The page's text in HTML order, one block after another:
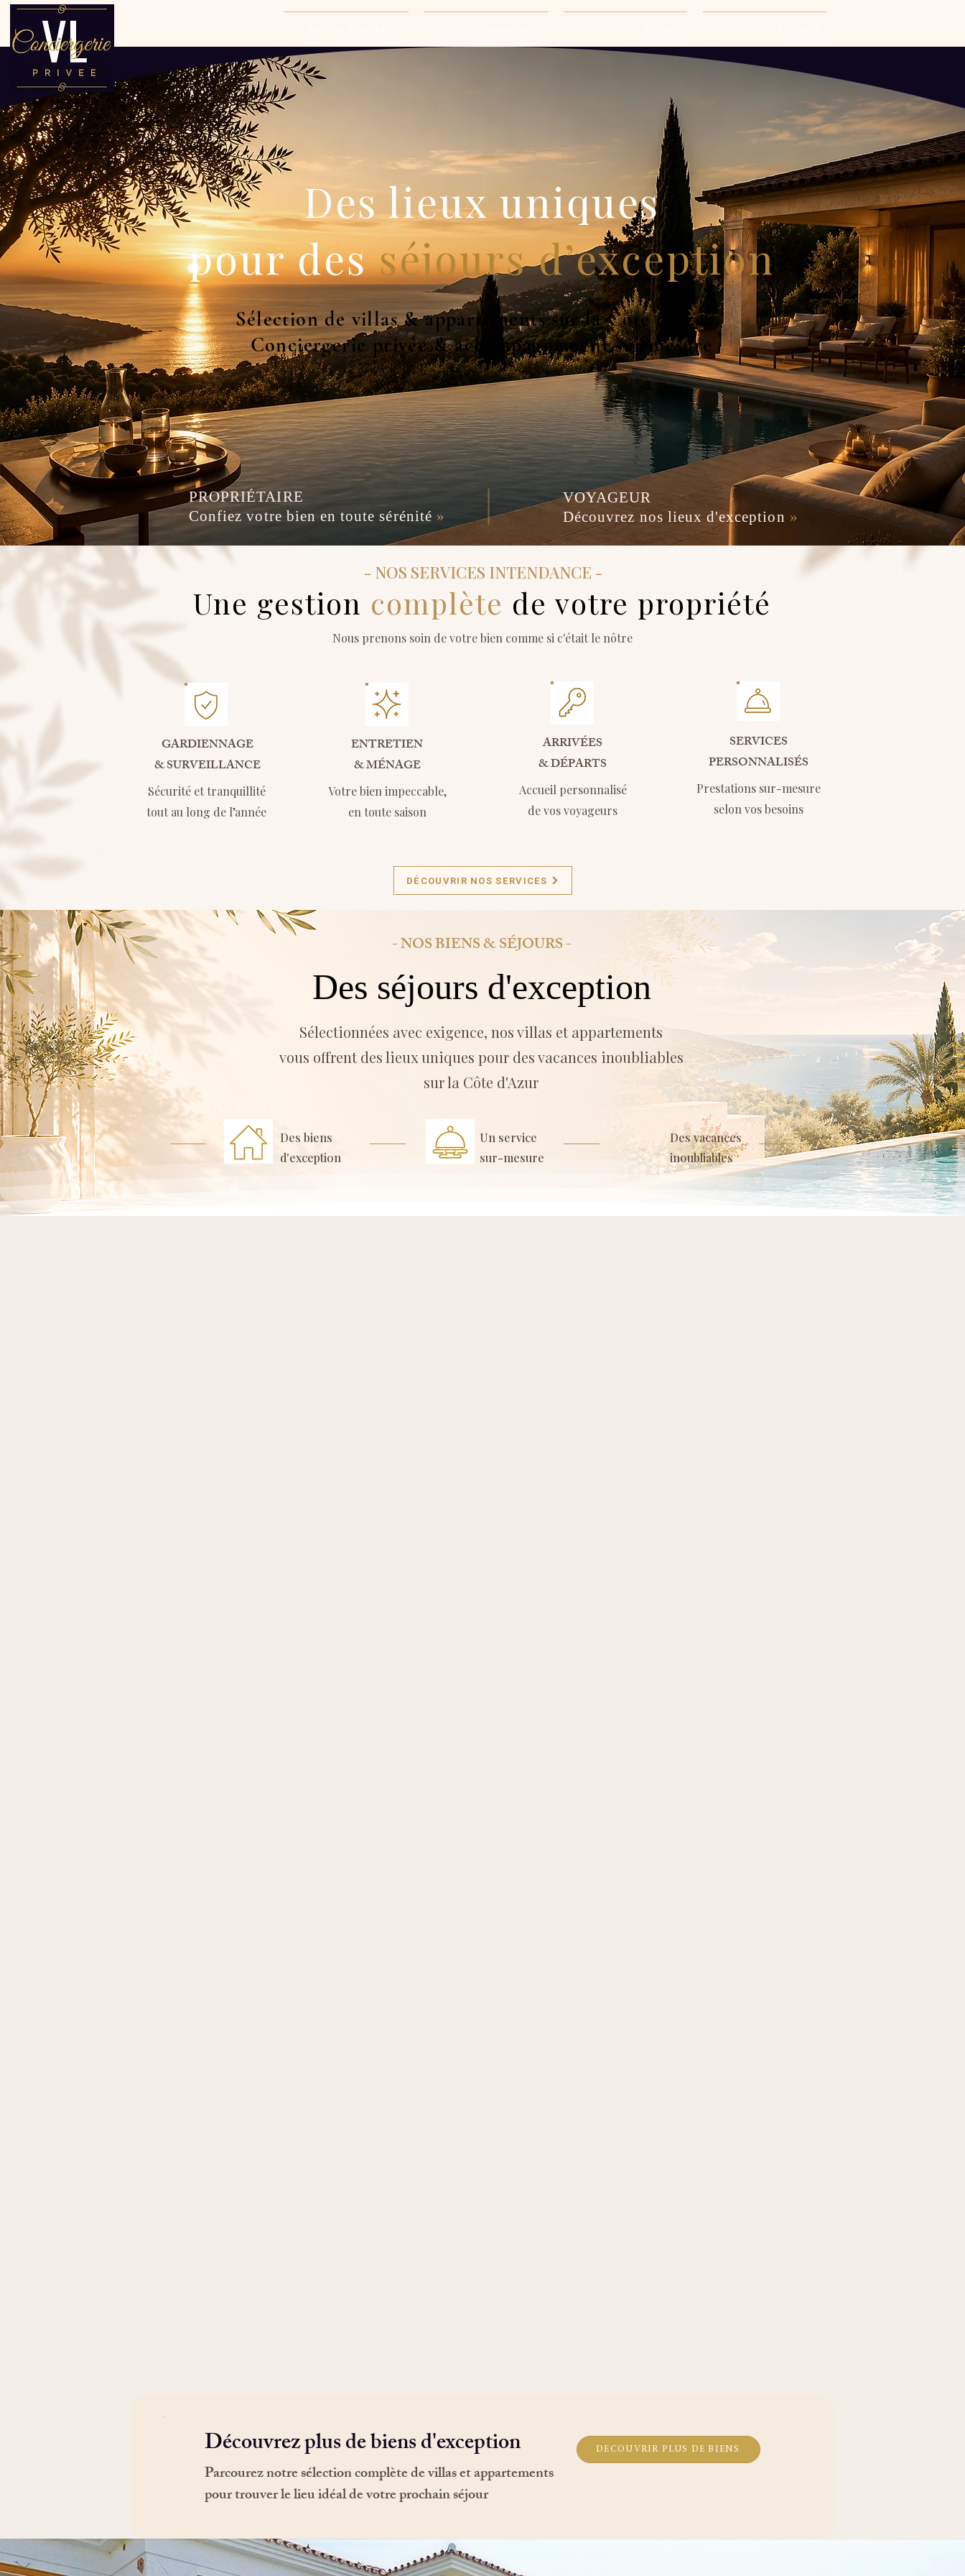
Des lieux uniques
pour desséjours d’exception
Sélection de villas & appartements sur la Côte d’Azur
Conciergerie privée & accompagnement sur mesure
PROPRIÉTAIRE
Confiez votre bien en toute sérénité »
VOYAGEUR
Découvrez nos lieux d'exception »
- NOS SERVICES INTENDANCE -
Une gestion complète de votre propriété
Nous prenons soin de votre bien comme si c'était le nôtre
GARDIENNAGE
& SURVEILLANCE
Sécurité et tranquillité
tout au long de l’année
ENTRETIEN
& MÉNAGE
Votre bien impeccable,
en toute saison
ARRIVÉES
& DÉPARTS
Accueil personnalisé
de vos voyageurs
SERVICES
PERSONNALISÉS
Prestations sur-mesure
selon vos besoins
DÉCOUVRIR NOS SERVICES
- NOS BIENS & SÉJOURS -
Des séjours d'exception
Sélectionnées avec exigence, nos villas et appartements
vous offrent des lieux uniques pour des vacances inoubliables
sur la Côte d'Azur
Des biens
d'exception
Un service
sur-mesure
Des vacances
inoubliables
Découvrez plus de biens d'exception DÉCOUVRIR PLUS DE BIENS
Parcourez notre sélection complète de villas et appartements
pour trouver le lieu idéal de votre prochain séjour